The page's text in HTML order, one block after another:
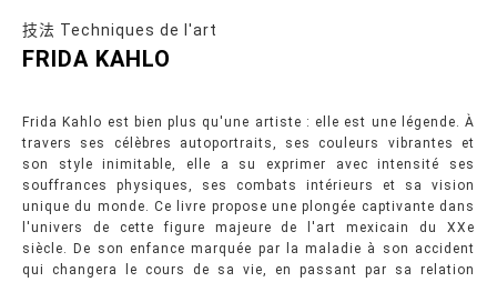
技法 Techniques de l'art
FRIDA KAHLO
Frida Kahlo est bien plus qu'une artiste : elle est une légende. À
travers ses célèbres autoportraits, ses couleurs vibrantes et
son style inimitable, elle a su exprimer avec intensité ses
souffrances physiques, ses combats intérieurs et sa vision
unique du monde. Ce livre propose une plongée captivante dans
l'univers de cette figure majeure de l'art mexicain du XXe
siècle. De son enfance marquée par la maladie à son accident
qui changera le cours de sa vie, en passant par sa relation